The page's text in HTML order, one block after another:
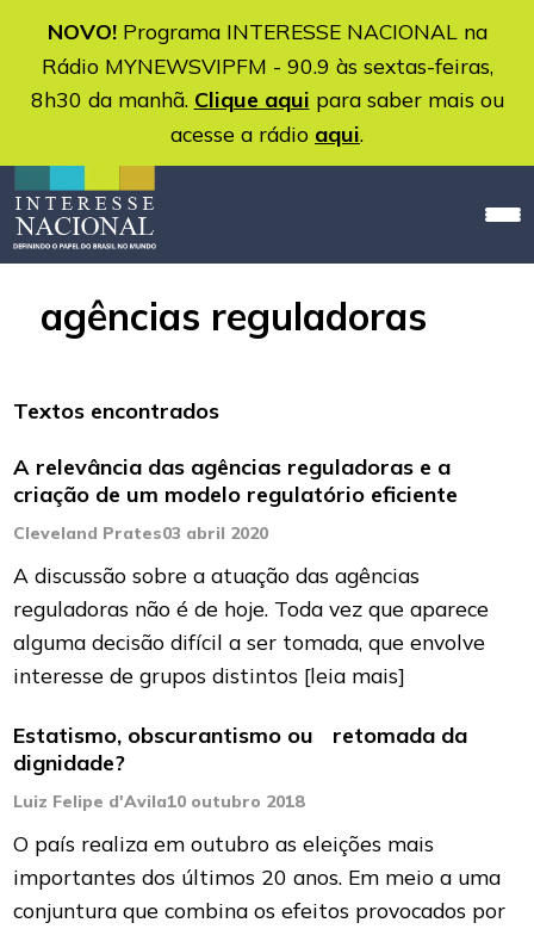
NOVO!Programa INTERESSE NACIONAL na
Rádio MYNEWSVIPFM - 90.9 às sextas-feiras,
8h30 da manhã. Clique aqui para saber mais ou
acesse a rádio aqui.
agências reguladoras
Textos encontrados
A relevância das agências reguladoras e a
criação de um modelo regulatório eficiente
Cleveland Prates03 abril 2020
A discussão sobre a atuação das agências
reguladoras não é de hoje. Toda vez que aparece
alguma decisão difícil a ser tomada, que envolve
interesse de grupos distintos [leia mais]
Estatismo, obscurantismo ou retomada da
dignidade?
Luiz Felipe d'Avila10 outubro 2018
O país realiza em outubro as eleições mais
importantes dos últimos 20 anos. Em meio a uma
conjuntura que combina os efeitos provocados por